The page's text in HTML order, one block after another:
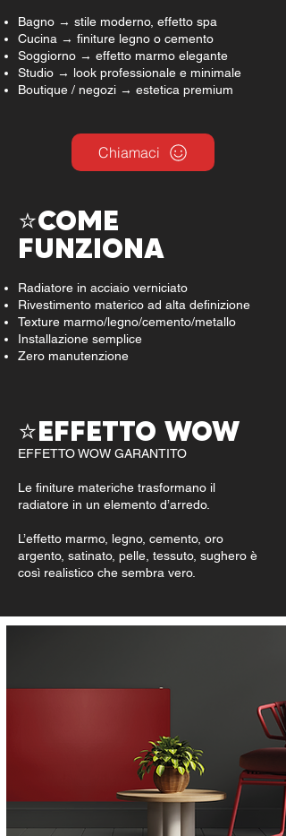
Bagno → stile moderno, effetto spa
Cucina → finiture legno o cemento
Soggiorno → effetto marmo elegante
Studio → look professionale e minimale
Boutique / negozi → estetica premium
Chiamaci
⭐COME
FUNZIONA
Radiatore in acciaio verniciato
Rivestimento materico ad alta definizione
Texture marmo/legno/cemento/metallo
Installazione semplice
Zero manutenzione
⭐EFFETTO WOW
​EFFETTO WOW GARANTITO
Le finiture materiche trasformano il
radiatore in un elemento d’arredo.
L’effetto marmo, legno, cemento, oro
argento, satinato, pelle, tessuto, sughero è
così realistico che sembra vero.